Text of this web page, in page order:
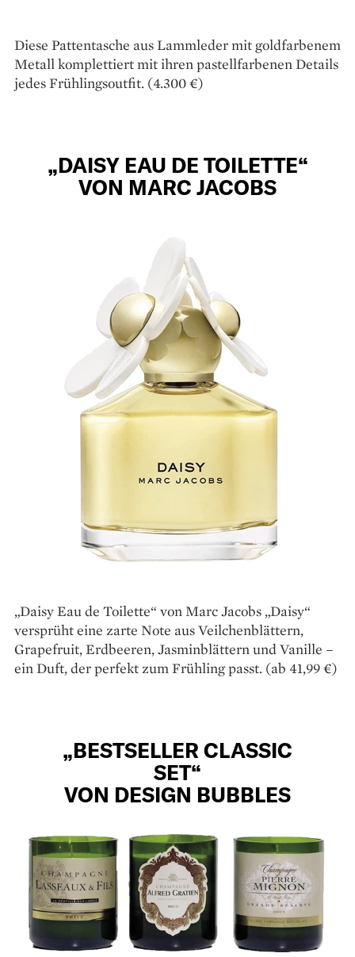
Diese Pattentasche aus Lammleder mit gold­farbenem
Metall komplettiert mit ihren pastellfarbenen Details
jedes Frühlingsoutfit. (4.300 €)
„DAISY EAU DE TOILETTE“
VON MARC JACOBS
„Daisy Eau de Toilette“ von Marc Jacobs „Daisy“
versprüht eine zarte Note aus Veilchenblättern,
Grapefruit, Erdbeeren, Jasminblättern und Vanille –
ein Duft, der perfekt zum Frühling passt. (ab 41,99 €)
„BESTSELLER CLASSIC
SET“
VON DESIGN BUBBLES